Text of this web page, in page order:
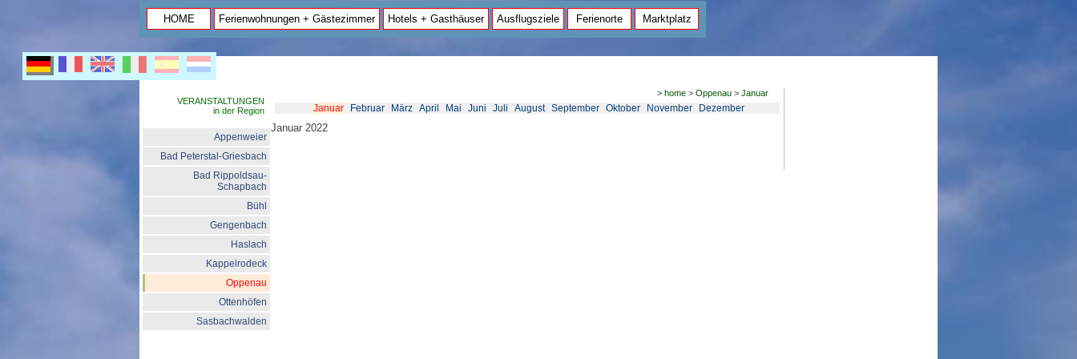
HOME Ferienwohnungen + Gästezimmer Hotels + Gasthäuser Ausflugsziele Ferienorte Marktplatz
VERANSTALTUNGEN
in der Region
Appenweier
Bad Peterstal-Griesbach
Bad Rippoldsau-
Schapbach
Bühl
Gengenbach
Haslach
Kappelrodeck
Oppenau
Ottenhöfen
Sasbachwalden
> home> Oppenau> Januar
Januar Februar März April Mai Juni Juli August September Oktober November Dezember
Januar 2022